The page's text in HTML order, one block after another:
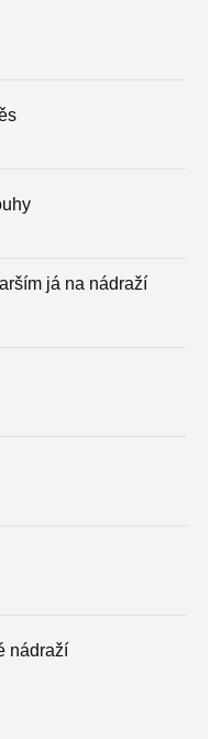
já na nádraží
nádraží